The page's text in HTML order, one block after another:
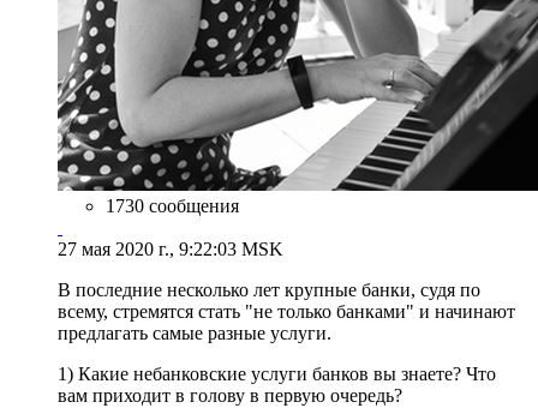
1730 сообщения
27 мая 2020 г., 9:22:03 MSK
В последние несколько лет крупные банки, судя по
всему, стремятся стать "не только банками" и начинают
предлагать самые разные услуги.
1) Какие небанковские услуги банков вы знаете? Что
вам приходит в голову в первую очередь?